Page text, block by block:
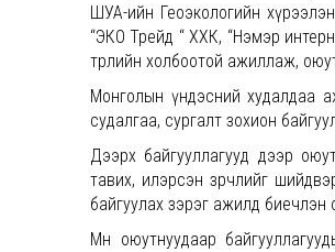
ШУА-ийн Геоэкологийн
“ЭКО Трейд “ ХХК, “Нэмэр
төрлийн холбоотой ажиллаж,
Монголын үндэсний худалдаа
судалгаа, сургалт зохион
Дээрх байгууллагууд дээр
тавих, илэрсэн зөрчлийг
байгуулах зэрэг ажилд
Мөн оюутнуудаар